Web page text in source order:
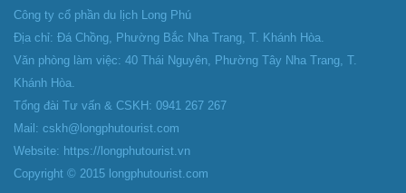
Công ty cổ phần du lịch Long Phú
Địa chỉ: Đá Chồng, Phường Bắc Nha Trang, T. Khánh Hòa.
Văn phòng làm việc: 40 Thái Nguyên, Phường Tây Nha Trang, T.
Khánh Hòa.
Tổng đài Tư vấn & CSKH: 0941 267 267
Mail: cskh@longphutourist.com
Website: https://longphutourist.vn
Copyright © 2015 longphutourist.com